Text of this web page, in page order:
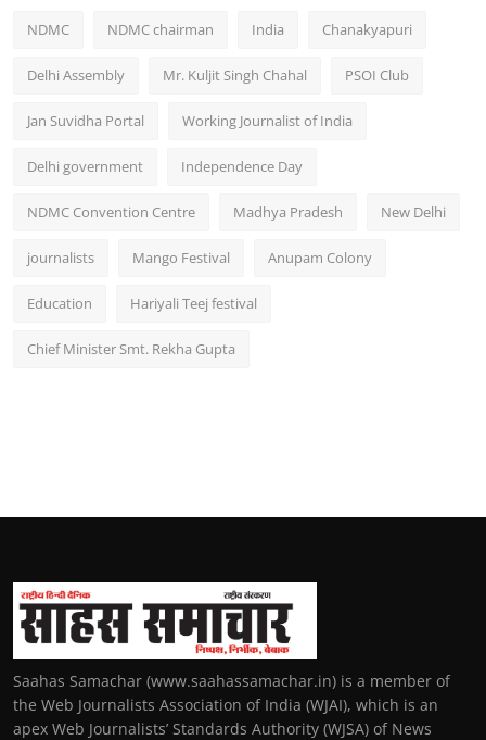
NDMC NDMC chairman India Chanakyapuri
Delhi Assembly Mr. Kuljit Singh Chahal PSOI Club
Jan Suvidha Portal Working Journalist of India
Delhi government Independence Day
NDMC Convention Centre Madhya Pradesh New Delhi
journalists Mango Festival Anupam Colony
Education Hariyali Teej festival
Chief Minister Smt. Rekha Gupta
Saahas Samachar (www.saahassamachar.in) is a member of
the Web Journalists Association of India (WJAI), which is an
apex Web Journalists’ Standards Authority (WJSA) of News